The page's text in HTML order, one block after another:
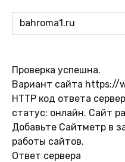
Проверка успешна.
Вариант сайта https://
HTTP код ответа
статус: онлайн. Сайт
Добавьте Сайтметр в
работы сайтов.
Ответ сервера